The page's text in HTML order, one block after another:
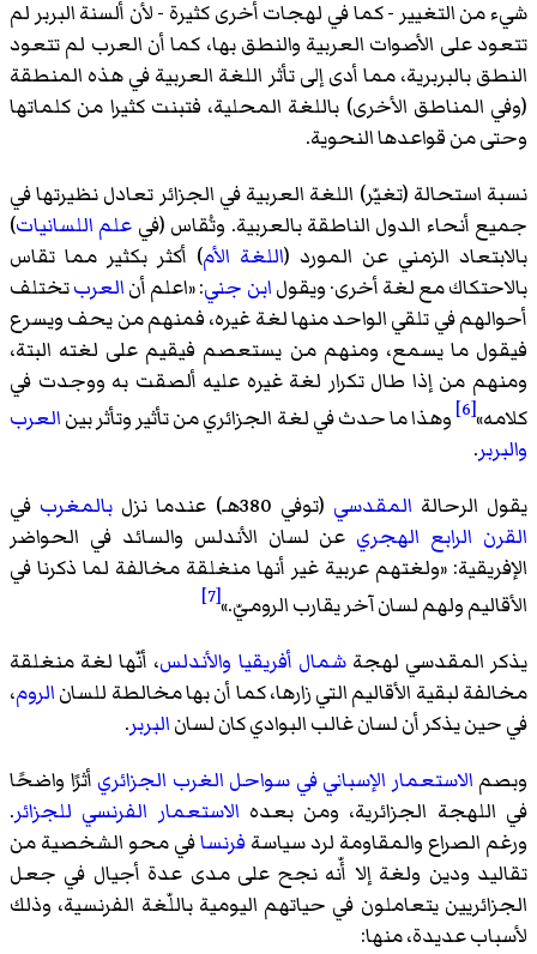
شيء من التغيير - كما في لهجات أخرى كثيرة - لأن ألسنة البربر لم
تتعود على الأصوات العربية والنطق بها، كما أن العرب لم تتعود
النطق بالبربرية، مما أدى إلى تأثر اللغة العربية في هذه المنطقة
(وفي المناطق الأخرى) باللغة المحلية، فتبنت كثيرا من كلماتها
وحتى من قواعدها النحوية.
نسبة استحالة (تغيّر) اللغة العربية في الجزائر تعادل نظيرتها في
جميع أنحاء الدول الناطقة بالعربية. وتُقاس (في علم اللسانيات)
بالابتعاد الزمني عن المورد (اللغة الأم) أكثر بكثير مما تقاس
بالاحتكاك مع لغة أخرى· ويقولابن جني: «اعلم أنالعربتختلف
أحوالهم في تلقي الواحد منها لغة غيره، فمنهم من يحف ويسرع
فيقول ما يسمع، ومنهم من يستعصم فيقيم على لغته البتة،
ومنهم من إذا طال تكرار لغة غيره عليه ألصقت به ووجدت في
كلامه»
[6] وهذا ما حدث في لغة الجزائري من تأثير وتأثر بينالعرب
والبربر.
يقول الرحالة المقدسي (توفي 380هـ) عندما نزل بالمغرب في
القرن الرابع الهجري عن لسان الأندلس والسائد في الحواضر
الإفريقية: «ولغتهم عربية غير أنها منغلقة مخالفة لما ذكرنا في
الأقاليم ولهم لسان آخر يقارب الروميّ.»
[7]
يذكر المقدسي لهجةشمال أفريقيا والأندلس، أنّها لغة منغلقة
مخالفة لبقية الأقاليم التي زارها، كما أن بها مخالطة للسانالروم،
في حين يذكر أن لسان غالب البوادي كان لسانالبربر.
وبصم الاستعمار الإسباني في سواحل الغرب الجزائري أثرًا واضحًا
في اللهجة الجزائرية، ومن بعده الاستعمار الفرنسي للجزائر.
ورغم الصراع والمقاومة لرد سياسة فرنسافي محو الشخصية من
تقاليد ودين ولغة إلا أّنه نجح على مدى عدة أجيال في جعل
الجزائريين يتعاملون في حياتهم اليومية باللّغة الفرنسية، وذلك
لأسباب عديدة، منها: